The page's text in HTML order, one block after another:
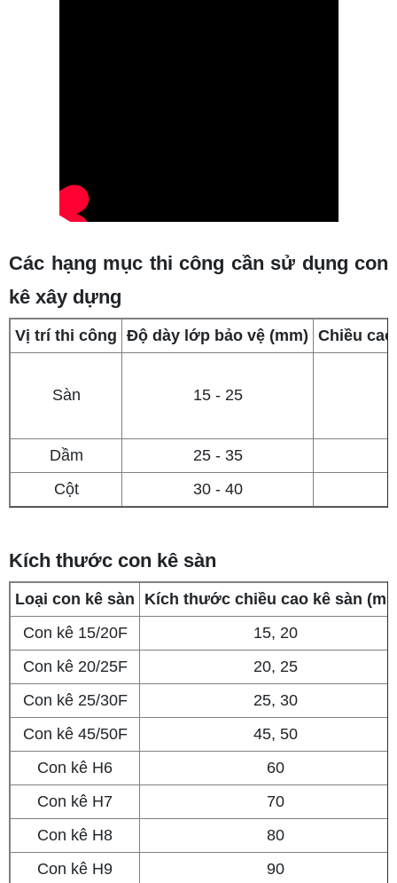
Các hạng mục thi công cần sử dụng con
kê xây dựng
Vị trí thi công Độ dày lớp bảo vệ (mm) Chiều
Sàn 15 - 25
Dầm
25 - 35
Cột
30 - 40
Kích thước con kê sàn
Loại con kê sàn
Kích thước chiều cao kê sàn
Con kê 15/20F
15, 20
Con kê 20/25F
20, 25
Con kê 25/30F
25, 30
Con kê 45/50F
45, 50
Con kê H6
60
Con kê H7
70
Con kê H8
80
Con kê H9
90